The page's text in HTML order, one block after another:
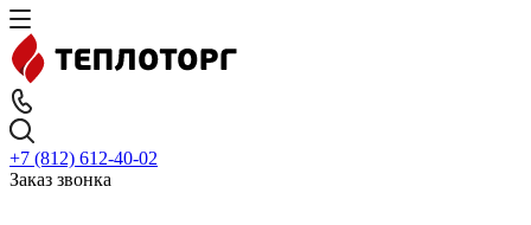
+7 (812) 612-40-02
Заказ звонка